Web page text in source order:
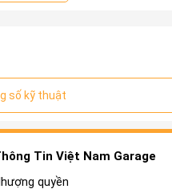
số kỹ thuật
Tin Việt Nam Garage
quyền